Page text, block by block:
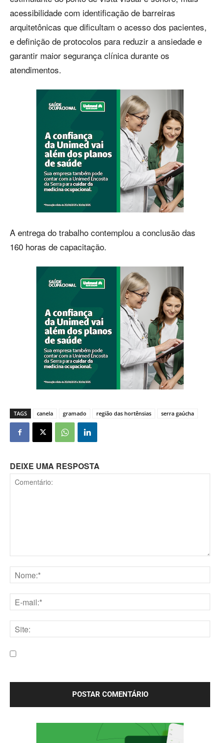
acessibilidade com identificação de barreiras
arquitetônicas que dificultam o acesso dos pacientes,
e definição de protocolos para reduzir a ansiedade e
garantir maior segurança clínica durante os
atendimentos.
A entrega do trabalho contemplou a conclusão das
160 horas de capacitação.
TAGS canela gramado região das hortênsias serra gaúcha
DEIXE UMA RESPOSTA
mail:*